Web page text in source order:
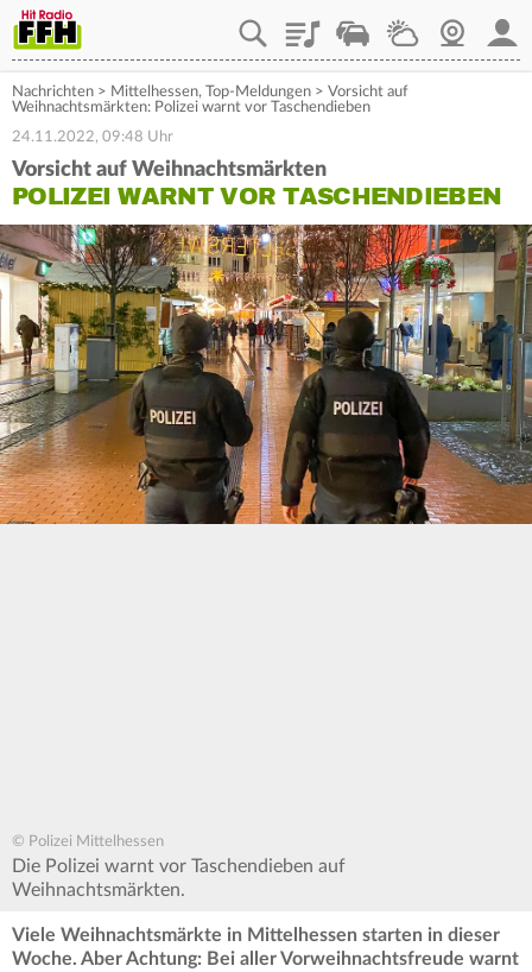
PlaylistStaupilotWetterWebcam
Nachrichten > Mittelhessen, Top-Meldungen > Vorsicht auf
Weihnachtsmärkten: Polizei warnt vor Taschendieben
24.11.2022, 09:48 Uhr
Vorsicht auf Weihnachtsmärkten
POLIZEI WARNT VOR TASCHENDIEBEN
© Polizei Mittelhessen
Die Polizei warnt vor Taschendieben auf
Weihnachtsmärkten.
Viele Weihnachtsmärkte in Mittelhessen starten in dieser
Woche. Aber Achtung: Bei aller Vorweihnachtsfreude warnt